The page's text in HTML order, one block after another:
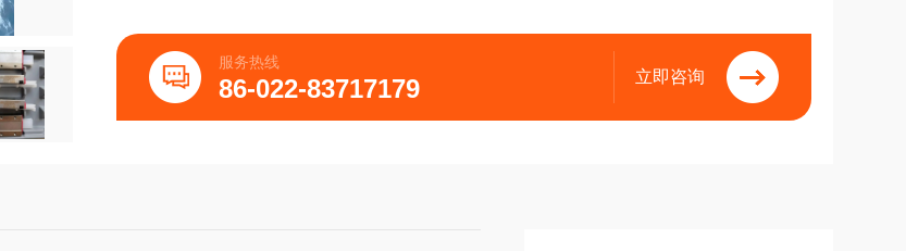
服务热线
86-022-83717179 立即咨询